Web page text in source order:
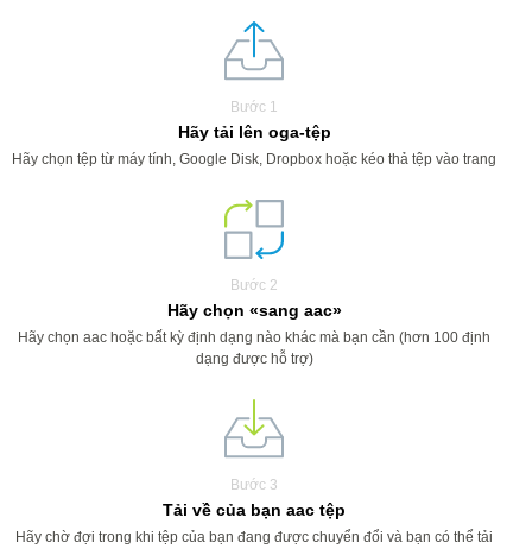
Bước 1
Hãy tải lên oga-tệp
Hãy chọn tệp từ máy tính, Google Disk, Dropbox hoặc kéo thả tệp vào trang
Bước 2
Hãy chọn «sang aac»
Hãy chọn aac hoặc bất kỳ định dạng nào khác mà bạn cần (hơn 100 định
dạng được hỗ trợ)
Bước 3
Tải về của bạn aac tệp
Hãy chờ đợi trong khi tệp của bạn đang được chuyển đổi và bạn có thể tải